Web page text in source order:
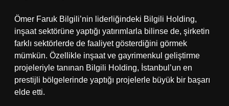
Ömer Faruk Bilgili’nin liderliğindeki Bilgili Holding,
inşaat sektörüne yaptığı yatırımlarla bilinse de, şirketin
farklı sektörlerde de faaliyet gösterdiğini görmek
mümkün. Özellikle inşaat ve gayrimenkul geliştirme
projeleriyle tanınan Bilgili Holding, İstanbul’un en
prestijli bölgelerinde yaptığı projelerle büyük bir başarı
elde etti.